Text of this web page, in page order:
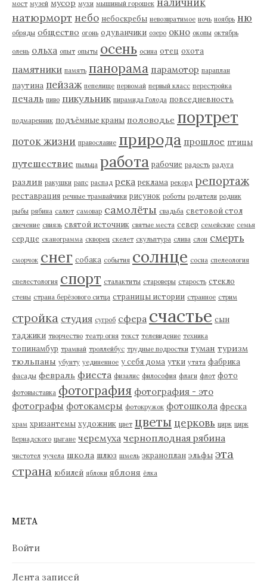
мост музей мусор мухи мышиный горошек
натюрморт небо небоскребы невозвратимое ночь ноябрь ню
обряды общество огонь одуванчики озеро окно окопы октябрь
олень ольха опыт опыты осень осина отец охота
памятники память панорама парамотор параплан
паутина пейзаж пепелище первомай первый класс перестройка
печаль пиво пикульник пирамида Голода повседневность
подмаренник подъёмные краны половодье портрет
поток жизни православие природа прошлое птицы
путешествие пыльца работа рабочие радость радуга
разлив ракушки рапс распад река реклама рекорд репортаж
реставрация речные трамвайчики рисунок роботы родители родник
рыбы рябина салют самовар самолёты свадьба световой стол
свечение свиязь святой источник святые места север семейские семья
сердце сканограмма скворец скелет скульптура слива слон смерть
сморчок снег собака события солнце сосна спелеология
спелестология спорт сталактиты староверы старость стекло
стены страна берёзового ситца страницы истории странное стрим
стройка студия сугроб сфера счастье сын
таджики творчество театр огня текст телевидение техника
топинамбур трамвай троллейбус трудные подростки туман туризм
тюльпаны убунту уединенное у себя дома утки утята фабрика
фасады февраль фиеста физалис философия флаги флот фото
фотовыставка фотография фотография - это
фотографы фотокамеры фотокружок фотошкола фреска
храм хризантемы художник цвет цветы церковь цирк цирк
Вернадского цыгане черемуха черноплодная рябина
чистотел чучела школа шлюз шмель экраноплан эльфы эта
страна юбилей яблоки яблоня ёлка
МЕТА
Войти
Лента записей